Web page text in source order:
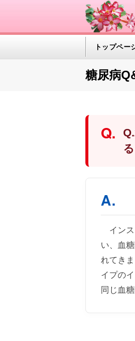
トップペー
糖尿病
インス
い、血
れてき
イプの
同じ血